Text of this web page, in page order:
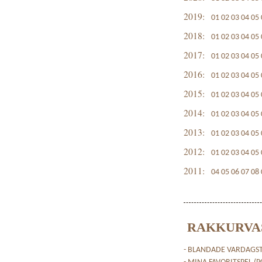
2019: 01 02 03 04 05
2018: 01 02 03 04 05
2017: 01 02 03 04 05
2016: 01 02 03 04 05
2015: 01 02 03 04 05
2014: 01 02 03 04 05
2013: 01 02 03 04 05
2012: 01 02 03 04 05
2011: 04 05 06 07 08
- BLANDADE